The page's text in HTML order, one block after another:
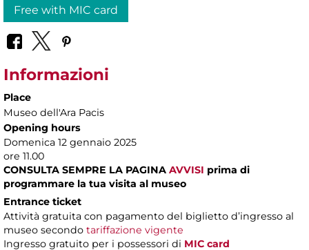
Free with MIC card
Informazioni
Place
Museo dell'Ara Pacis
Opening hours
Domenica 12 gennaio 2025
ore 11.00
CONSULTA SEMPRE LA PAGINA AVVISI prima di
programmare la tua visita al museo
Entrance ticket
Attività gratuita con pagamento del biglietto d’ingresso al
museo secondo tariffazione vigente
Ingresso gratuito per i possessori di MIC card